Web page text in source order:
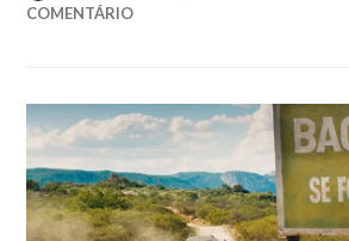
COMENTÁRIO